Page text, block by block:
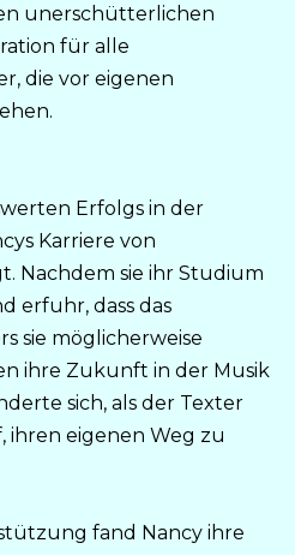
unerschütterlichen
für alle
die vor eigenen
Erfolgs in der
Karriere von
Nachdem sie ihr Studium
erfuhr, dass das
sie möglicherweise
ihre Zukunft in der Musik
sich, als der Texter
ihren eigenen Weg zu
fand Nancy ihre